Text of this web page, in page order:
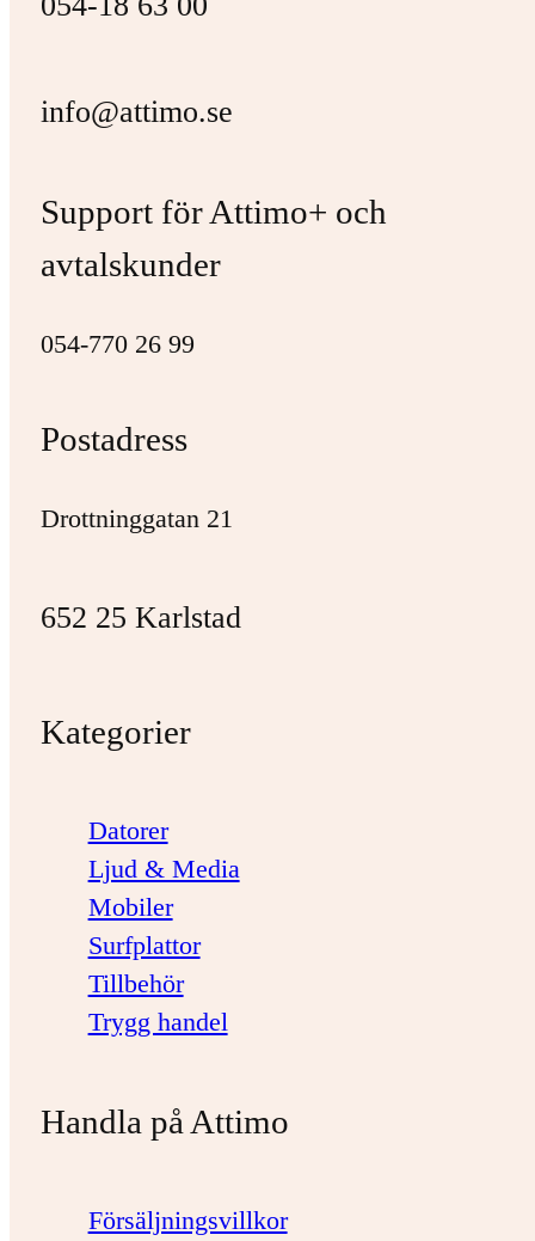
info@attimo.se
Support för Attimo+ och
avtalskunder
054-770 26 99
Postadress
Drottninggatan 21
652 25 Karlstad
Kategorier
Datorer
Ljud & Media
Mobiler
Surfplattor
Tillbehör
Trygg handel
Handla på Attimo
Försäljningsvillkor